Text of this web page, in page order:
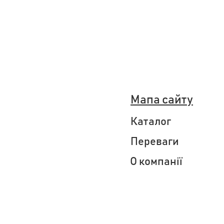
Мапа сайту
Каталог
Переваги
О компанії